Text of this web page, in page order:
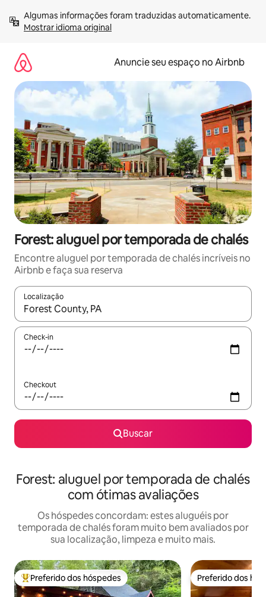
para
Mostrar idioma original
Anuncie seu espaço no Airbnb
Forest: aluguel por temporada de chalés
Encontre aluguel por temporada de chalés incríveis no
Airbnb e faça sua reserva
Localização
Quando os resultados estiverem disponíveis, explore-os
Check-in
Checkout
Buscar
Forest: aluguel por temporada de chalés
com ótimas avaliações
Os hóspedes concordam: estes aluguéis por
temporada de chalés foram muito bem avaliados por
sua localização, limpeza e muito mais.
Entre os melhores preferidos dos hóspedes
Preferido dos hóspedes Preferido dos
Preferido dos